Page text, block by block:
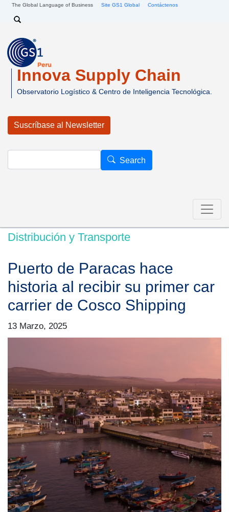
Pasar al contenido principal
The Global Language of Business Site GS1 Global Contáctenos
Search
Innova Supply Chain
Observatorio Logístico & Centro de Inteligencia Tecnológica.
Suscríbase al Newsletter
Search
Distribución y Transporte
Puerto de Paracas hace
historia al recibir su primer car
carrier de Cosco Shipping
13 Marzo, 2025